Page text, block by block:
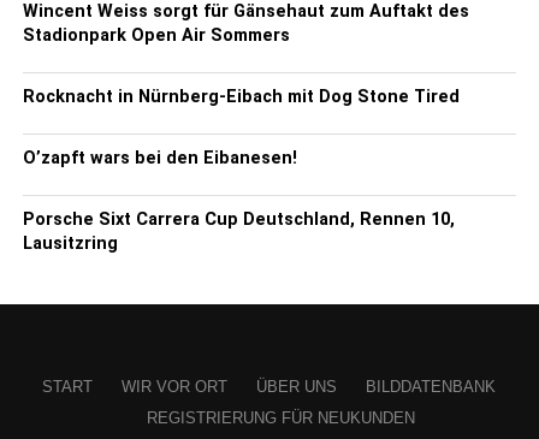
Wincent Weiss sorgt für Gänsehaut zum Auftakt des
Stadionpark Open Air Sommers
Rocknacht in Nürnberg-Eibach mit Dog Stone Tired
O’zapft wars bei den Eibanesen!
Porsche Sixt Carrera Cup Deutschland, Rennen 10,
Lausitzring
START WIR VOR ORT ÜBER UNS
BILDDATENBANK
REGISTRIERUNG FÜR NEUKUNDEN